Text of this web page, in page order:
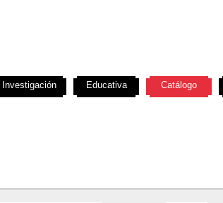
Investigación Educativa Catálogo